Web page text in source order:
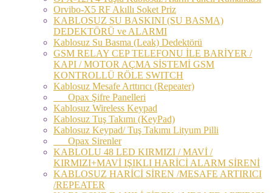
Orvibo-X5 RF Akıllı Soket Priz
KABLOSUZ SU BASKINI (SU BASMA)
DEDEKTÖRÜ ve ALARMI
Kablosuz Su Basma (Leak) Dedektörü
GSM RELAY CEP TELEFONU İLE BARİYER /
KAPI / MOTOR AÇMA SİSTEMİ GSM
KONTROLLÜ RÖLE SWITCH
Kablosuz Mesafe Arttırıcı (Repeater)
Opax Şifre Panelleri
Kablosuz Wireless Keypad
Kablosuz Tuş Takımı (KeyPad)
Kablosuz Keypad/ Tuş Takımı Lityum Pilli
Opax Sirenler
KABLOLU 48 LED KIRMIZI / MAVİ /
KIRMIZI+MAVİ IŞIKLI HARİCİ ALARM SİRENİ
KABLOSUZ HARİCİ SİREN /MESAFE ARTIRICI
/REPEATER